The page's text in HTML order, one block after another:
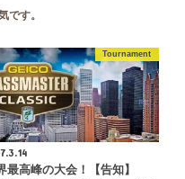
です。
Tournament
最高峰の大会！【告知】